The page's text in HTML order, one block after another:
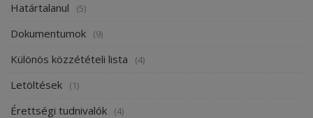
Határtalanul (5)
Dokumentumok (9)
Különös közzétételi lista (4)
Letöltések (1)
Érettségi tudnivalók (4)